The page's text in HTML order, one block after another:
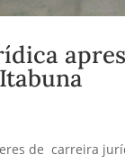
de carreira